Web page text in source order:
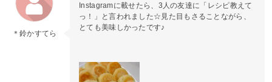
＊鈴かすてら
Instagramに載せたら、3人の友達に「レシピ教えて
っ！」と言われました☆見た目もさることながら、
とても美味しかったです♪